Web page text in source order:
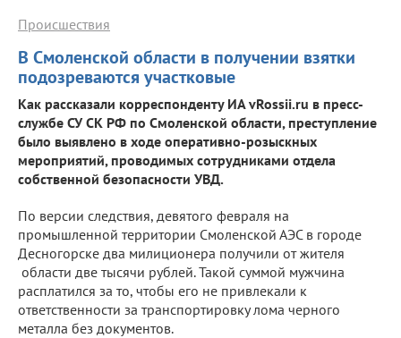
В Смоленской области в получении взятки
подозреваются участковые
Происшествия
Как рассказали корреспонденту ИА vRossii.ru в пресс-
службе СУ СК РФ по Смоленской области, преступление
было выявлено в ходе оперативно-розыскных
мероприятий, проводимых сотрудниками отдела
собственной безопасности УВД.
По версии следствия, девятого февраля на
промышленной территории Смоленской АЭС в городе
Десногорске два милиционера получили от жителя
области две тысячи рублей. Такой суммой мужчина
расплатился за то, чтобы его не привлекали к
ответственности за транспортировку лома черного
металла без документов.